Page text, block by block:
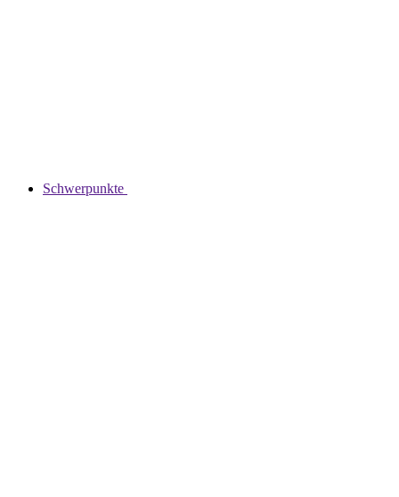
Schwerpunkte